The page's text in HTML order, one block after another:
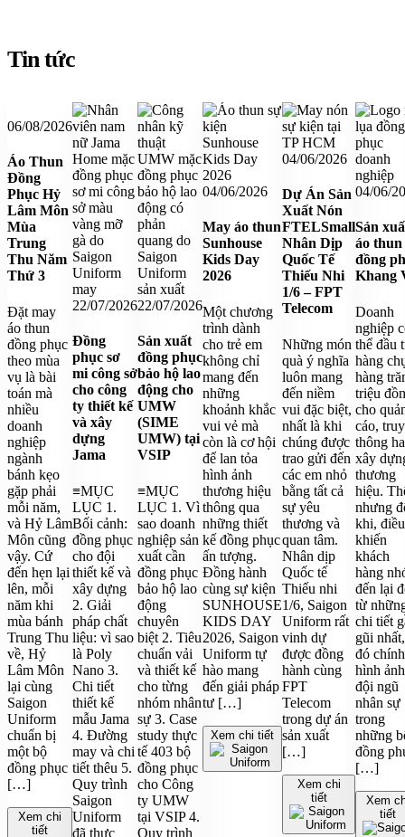
Tin tức
06/08/2026
Áo Thun
Đồng
Phục Hỷ
Lâm Môn
Mùa
Trung
Thu Năm
Thứ 3
Đặt may
áo thun
đồng phục
theo mùa
vụ là bài
toán mà
nhiều
doanh
nghiệp
ngành
bánh kẹo
gặp phải
mỗi năm,
và Hỷ Lâm
Môn cũng
vậy. Cứ
đến hẹn lại
lên, mỗi
năm khi
mùa bánh
Trung Thu
về, Hỷ
Lâm Môn
lại cùng
Saigon
Uniform
chuẩn bị
một bộ
đồng phục
[…]
Xem chi
tiết
22/07/2026
Đồng
phục sơ
mi công sở
cho công
ty thiết kế
và xây
dựng
Jama
≡MỤC
LỤC 1.
Bối cảnh:
đồng phục
cho đội
thiết kế và
xây dựng
2. Giải
pháp chất
liệu: vì sao
là Poly
Nano 3.
Chi tiết
thiết kế
mẫu Jama
4. Đường
may và chi
tiết thêu 5.
Quy trình
Saigon
Uniform
đã thực
22/07/2026
Sản xuất
đồng phục
bảo hộ lao
động cho
UMW
(SIME
UMW) tại
VSIP
≡MỤC
LỤC 1. Vì
sao doanh
nghiệp sản
xuất cần
đồng phục
bảo hộ lao
động
chuyên
biệt 2. Tiêu
chuẩn vải
và thiết kế
cho từng
nhóm nhân
sự 3. Case
study thực
tế 403 bộ
đồng phục
cho Công
ty UMW
tại VSIP 4.
Quy trình
04/06/2026
May áo thun
Sunhouse
Kids Day
2026
Một chương
trình dành
cho trẻ em
không chỉ
mang đến
những
khoảnh khắc
vui vẻ mà
còn là cơ hội
để lan tỏa
hình ảnh
thương hiệu
thông qua
những thiết
kế đồng phục
ấn tượng.
Đồng hành
cùng sự kiện
SUNHOUSE
KIDS DAY
2026, Saigon
Uniform tự
hào mang
đến giải pháp
tư […]
Xem chi tiết
04/06/2026
Dự Án Sản
Xuất Nón
FTELSmall
Nhân Dịp
Quốc Tế
Thiếu Nhi
1/6 – FPT
Telecom
Những món
quà ý nghĩa
luôn mang
đến niềm
vui đặc biệt,
nhất là khi
chúng được
trao gửi đến
các em nhỏ
bằng tất cả
sự yêu
thương và
quan tâm.
Nhân dịp
Quốc tế
Thiếu nhi
1/6, Saigon
Uniform rất
vinh dự
được đồng
hành cùng
FPT
Telecom
trong dự án
sản xuất
[…]
Xem chi
tiết
04/06/
Sản
áo thun
đồng
Khang
Doanh
nghiệp
thể đầu
hàng
hàng
triệu
cho
cáo,
thông
xây
thương
hiệu.
nhưng
khi, điều
khiến
khách
hàng
đến lại
từ
chi tiết
gũi nhất,
đó
hình ảnh
đội ngũ
nhân sự
trong
những
đồng
[…]
Xem
tiết